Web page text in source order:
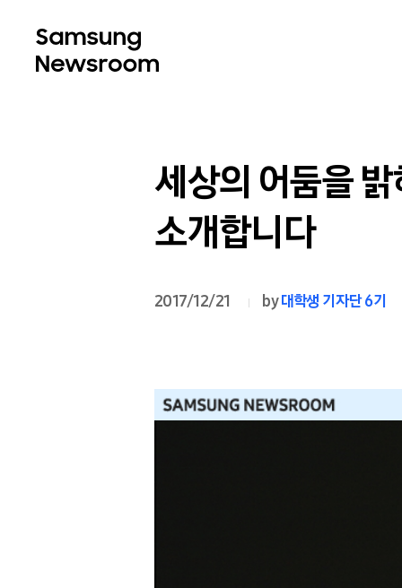
세상의 어둠을
소개합니다
2017/12/21 by대학생 기자단 6기